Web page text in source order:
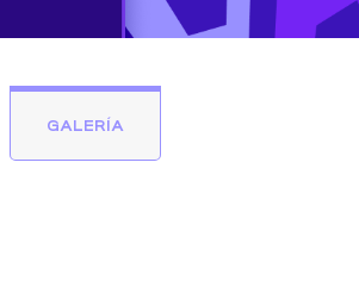
GALERÍA